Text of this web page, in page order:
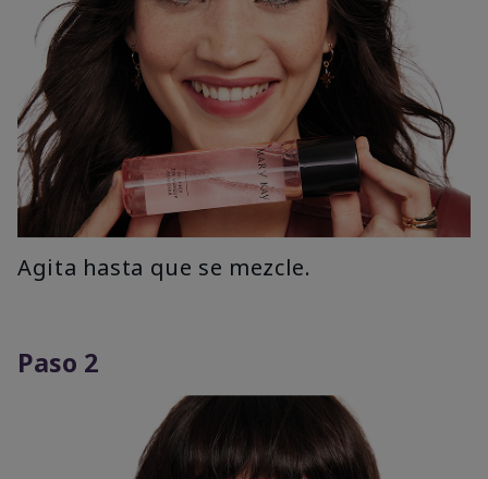
Agita hasta que se mezcle.
Paso 2